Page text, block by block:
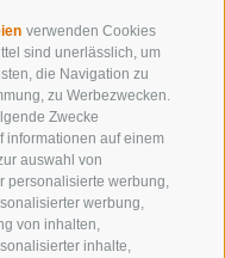
verwenden Cookies
sind unerlässlich, um
die Navigation zu
zu Werbezwecken.
Zwecke
informationen auf einem
auswahl von
personalisierte werbung,
werbung,
von inhalten,
inhalte,